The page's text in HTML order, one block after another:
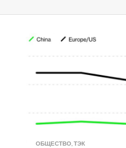
ОБЩЕСТВО ТЭК